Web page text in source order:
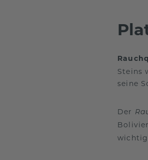
Steins
seine
Der